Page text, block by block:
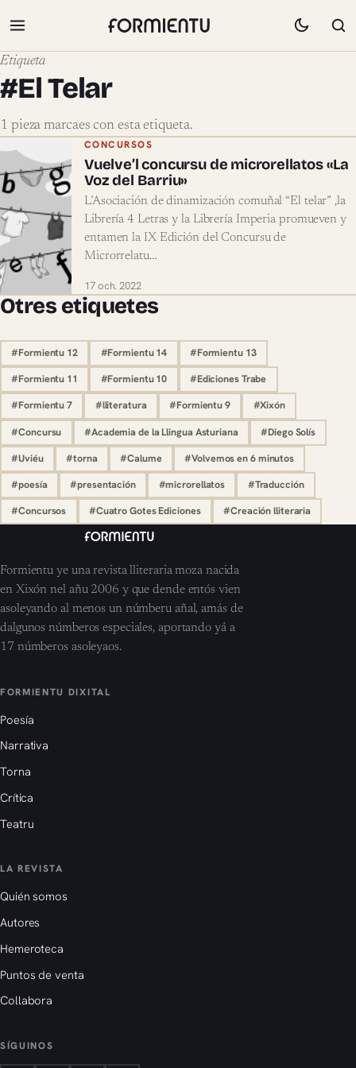
Etiqueta
#El Telar
1 pieza marcaes con esta etiqueta.
Pieces marcaes con #El Telar
CONCURSOS
Vuelve’l concursu de microrellatos «La
Voz del Barriu»
L’Asociación de dinamización comuñal “El telar” ,la
Librería 4 Letras y la Librería Imperia promueven y
entamen la IX Edición del Concursu de
Microrrelatu…
17 och. 2022
Otres etiquetes
#Formientu 12 #Formientu 14 #Formientu 13
#Formientu 11 #Formientu 10 #Ediciones Trabe
#Formientu 7 #lliteratura #Formientu 9 #Xixón
#Concursu #Academia de la Llingua Asturiana #Diego Solís
#Uviéu #torna #Calume #Volvemos en 6 minutos
#poesía #presentación #microrellatos #Traducción
#Concursos #Cuatro Gotes Ediciones #Creación lliteraria
Formientu ye una revista lliteraria moza nacida
en Xixón nel añu 2006 y que dende entós vien
asoleyando al menos un númberu añal, amás de
dalgunos númberos especiales, aportando yá a
17 númberos asoleyaos.
FORMIENTU DIXITAL
Poesía
Narrativa
Torna
Crítica
Teatru
LA REVISTA
Quién somos
Autores
Hemeroteca
Puntos de venta
Collabora
SÍGUINOS